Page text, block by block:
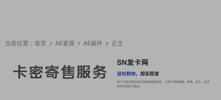
当前位置： 首页 AE资源 AE插件 正文